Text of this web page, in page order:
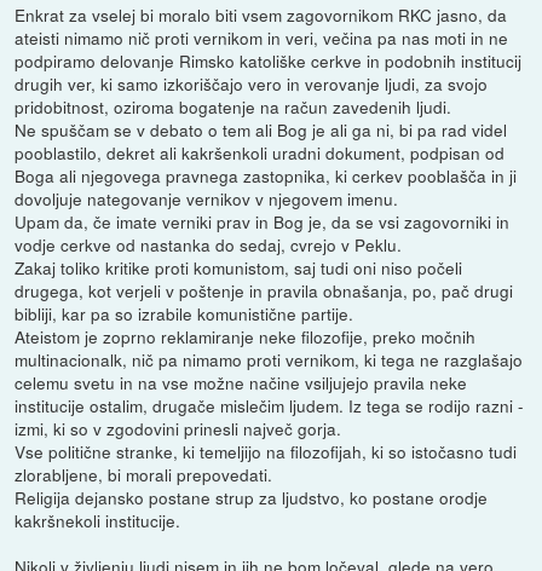
Enkrat za vselej bi moralo biti vsem zagovornikom RKC jasno, da
ateisti nimamo nič proti vernikom in veri, večina pa nas moti in ne
podpiramo delovanje Rimsko katoliške cerkve in podobnih institucij
drugih ver, ki samo izkoriščajo vero in verovanje ljudi, za svojo
pridobitnost, oziroma bogatenje na račun zavedenih ljudi.
Ne spuščam se v debato o tem ali Bog je ali ga ni, bi pa rad videl
pooblastilo, dekret ali kakršenkoli uradni dokument, podpisan od
Boga ali njegovega pravnega zastopnika, ki cerkev pooblašča in ji
dovoljuje nategovanje vernikov v njegovem imenu.
Upam da, če imate verniki prav in Bog je, da se vsi zagovorniki in
vodje cerkve od nastanka do sedaj, cvrejo v Peklu.
Zakaj toliko kritike proti komunistom, saj tudi oni niso počeli
drugega, kot verjeli v poštenje in pravila obnašanja, po, pač drugi
bibliji, kar pa so izrabile komunistične partije.
Ateistom je zoprno reklamiranje neke filozofije, preko močnih
multinacionalk, nič pa nimamo proti vernikom, ki tega ne razglašajo
celemu svetu in na vse možne načine vsiljujejo pravila neke
institucije ostalim, drugače mislečim ljudem. Iz tega se rodijo razni -
izmi, ki so v zgodovini prinesli največ gorja.
Vse politične stranke, ki temeljijo na filozofijah, ki so istočasno tudi
zlorabljene, bi morali prepovedati.
Religija dejansko postane strup za ljudstvo, ko postane orodje
kakršnekoli institucije.
Nikoli v življenju ljudi nisem in jih ne bom ločeval, glede na vero,